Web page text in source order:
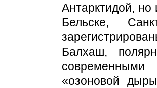
Антарктидой,
Бельске,
Балхаш,
«озоновой